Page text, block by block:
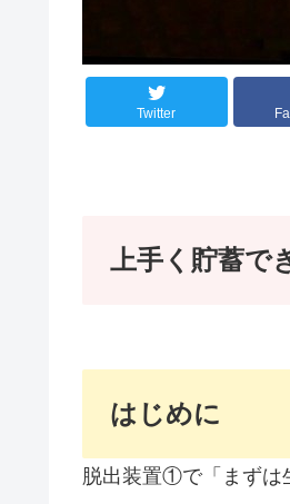
Twitter
上手く貯蓄で
はじめに
脱出装置①で「まずは